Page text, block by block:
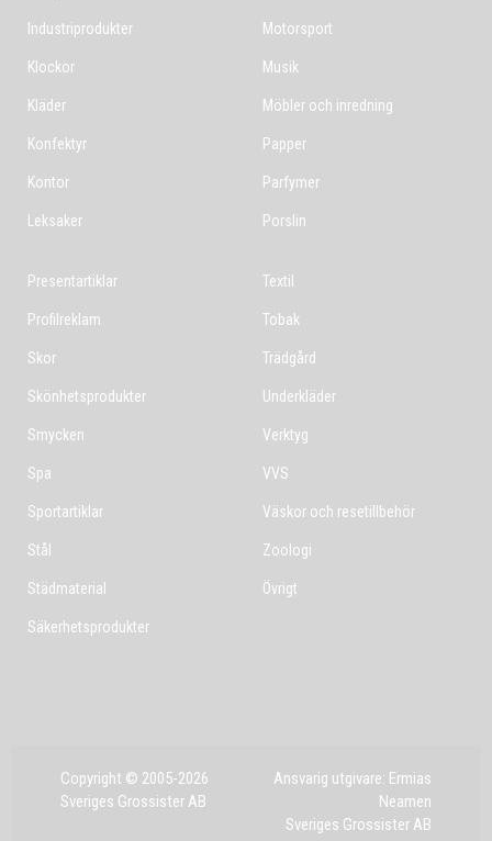
Industriprodukter
Klockor
Kläder
Konfektyr
Kontor
Leksaker
Motorsport
Musik
Möbler och inredning
Papper
Parfymer
Porslin
Presentartiklar
Profilreklam
Skor
Skönhetsprodukter
Smycken
Spa
Sportartiklar
Stål
Städmaterial
Säkerhetsprodukter
Textil
Tobak
Trädgård
Underkläder
Verktyg
VVS
Väskor och resetillbehör
Zoologi
Övrigt
Copyright © 2005-2026
Sveriges Grossister AB
Ansvarig utgivare: Ermias
Neamen
Sveriges Grossister AB